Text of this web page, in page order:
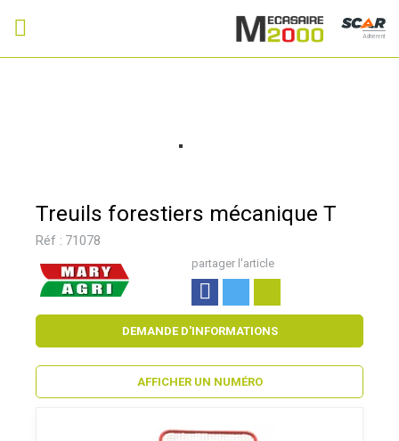
Adhérent
Treuils forestiers mécanique T
Réf : 71078
partager l'article
DEMANDE D'INFORMATIONS
AFFICHER UN NUMÉRO